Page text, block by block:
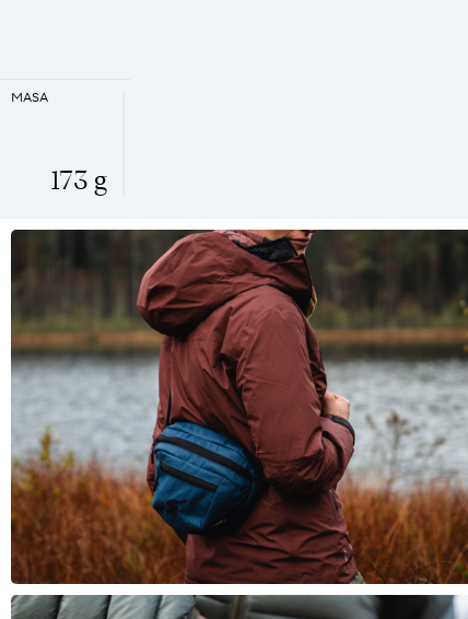
MASA
173 g